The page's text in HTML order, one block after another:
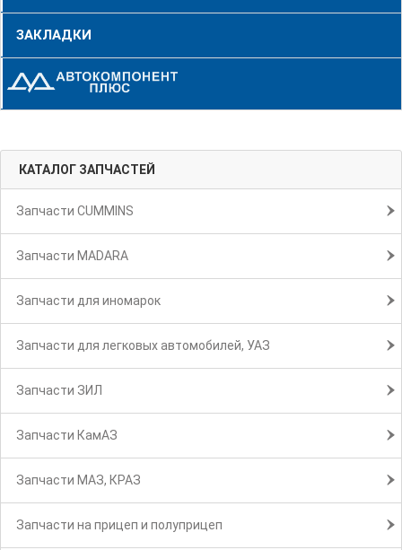
ЗАКЛАДКИ
КАТАЛОГ ЗАПЧАСТЕЙ
Запчасти CUMMINS
Запчасти MADARA
Запчасти для иномарок
Запчасти для легковых автомобилей, УАЗ
Запчасти ЗИЛ
Запчасти КамАЗ
Запчасти МАЗ, КРАЗ
Запчасти на прицеп и полуприцеп